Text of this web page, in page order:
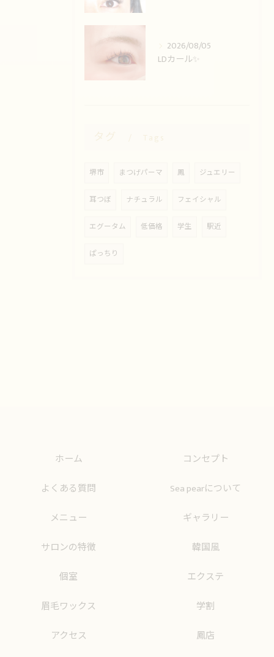
2026/08/05
LDカール✨️
タグ Tags
堺市 まつげパーマ 鳳 ジュエリー
耳つぼ ナチュラル フェイシャル
エグータム 低価格 学生 駅近
ぱっちり
ホーム
コンセプト
よくある質問
Sea pearについて
メニュー
ギャラリー
サロンの特徴
韓国風
個室
エクステ
眉毛ワックス
学割
アクセス
鳳店